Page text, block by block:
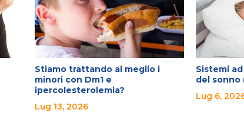
Stiamo trattando al meglio i
minori con Dm1 e
ipercolesterolemia?
Lug 13, 2026
Sistemi
del sonno
Lug 6,